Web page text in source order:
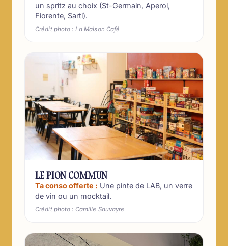
un spritz au choix (St-Germain, Aperol,
Fiorente, Sarti).
Crédit photo : La Maison Café
LE PION COMMUN
Ta conso offerte : Une pinte de LAB, un verre
de vin ou un mocktail.
Crédit photo : Camille Sauvayre